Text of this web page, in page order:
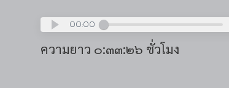
00:00
ความยาว ๐:๓๓:๒๖ ชั่วโมง